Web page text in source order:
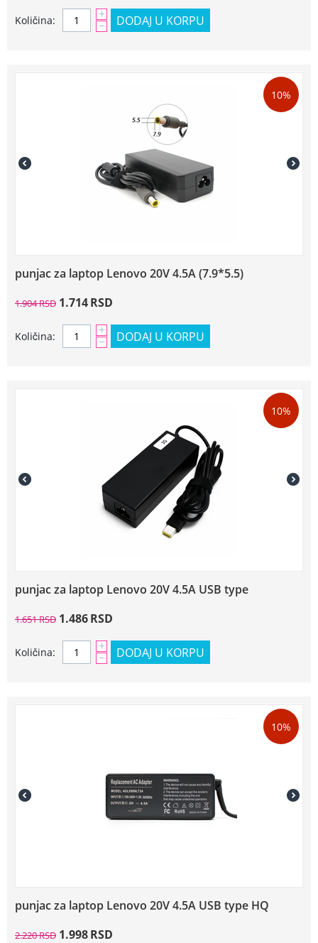
Količina: +
− DODAJ U KORPU
10%
punjac za laptop Lenovo 20V 4.5A (7.9*5.5)
1.904RSD 1.714RSD
Količina: +
− DODAJ U KORPU
10%
punjac za laptop Lenovo 20V 4.5A USB type
1.651RSD 1.486RSD
Količina: +
− DODAJ U KORPU
10%
punjac za laptop Lenovo 20V 4.5A USB type HQ
2.220RSD 1.998RSD